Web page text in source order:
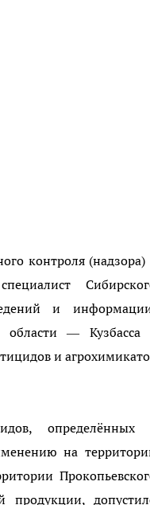
контроля (надзора)
и
области — Кузбасса
и
определённых
на
продукции,